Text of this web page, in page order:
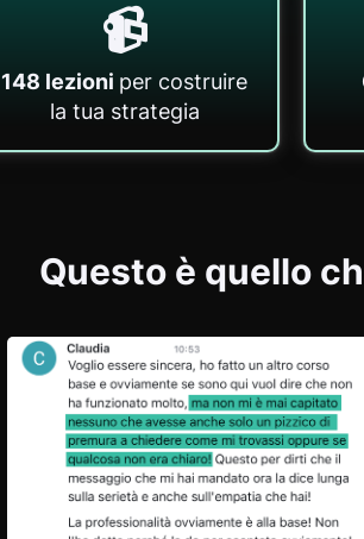
📹
148 lezioni per costruire
la tua strategia
Questo è quello